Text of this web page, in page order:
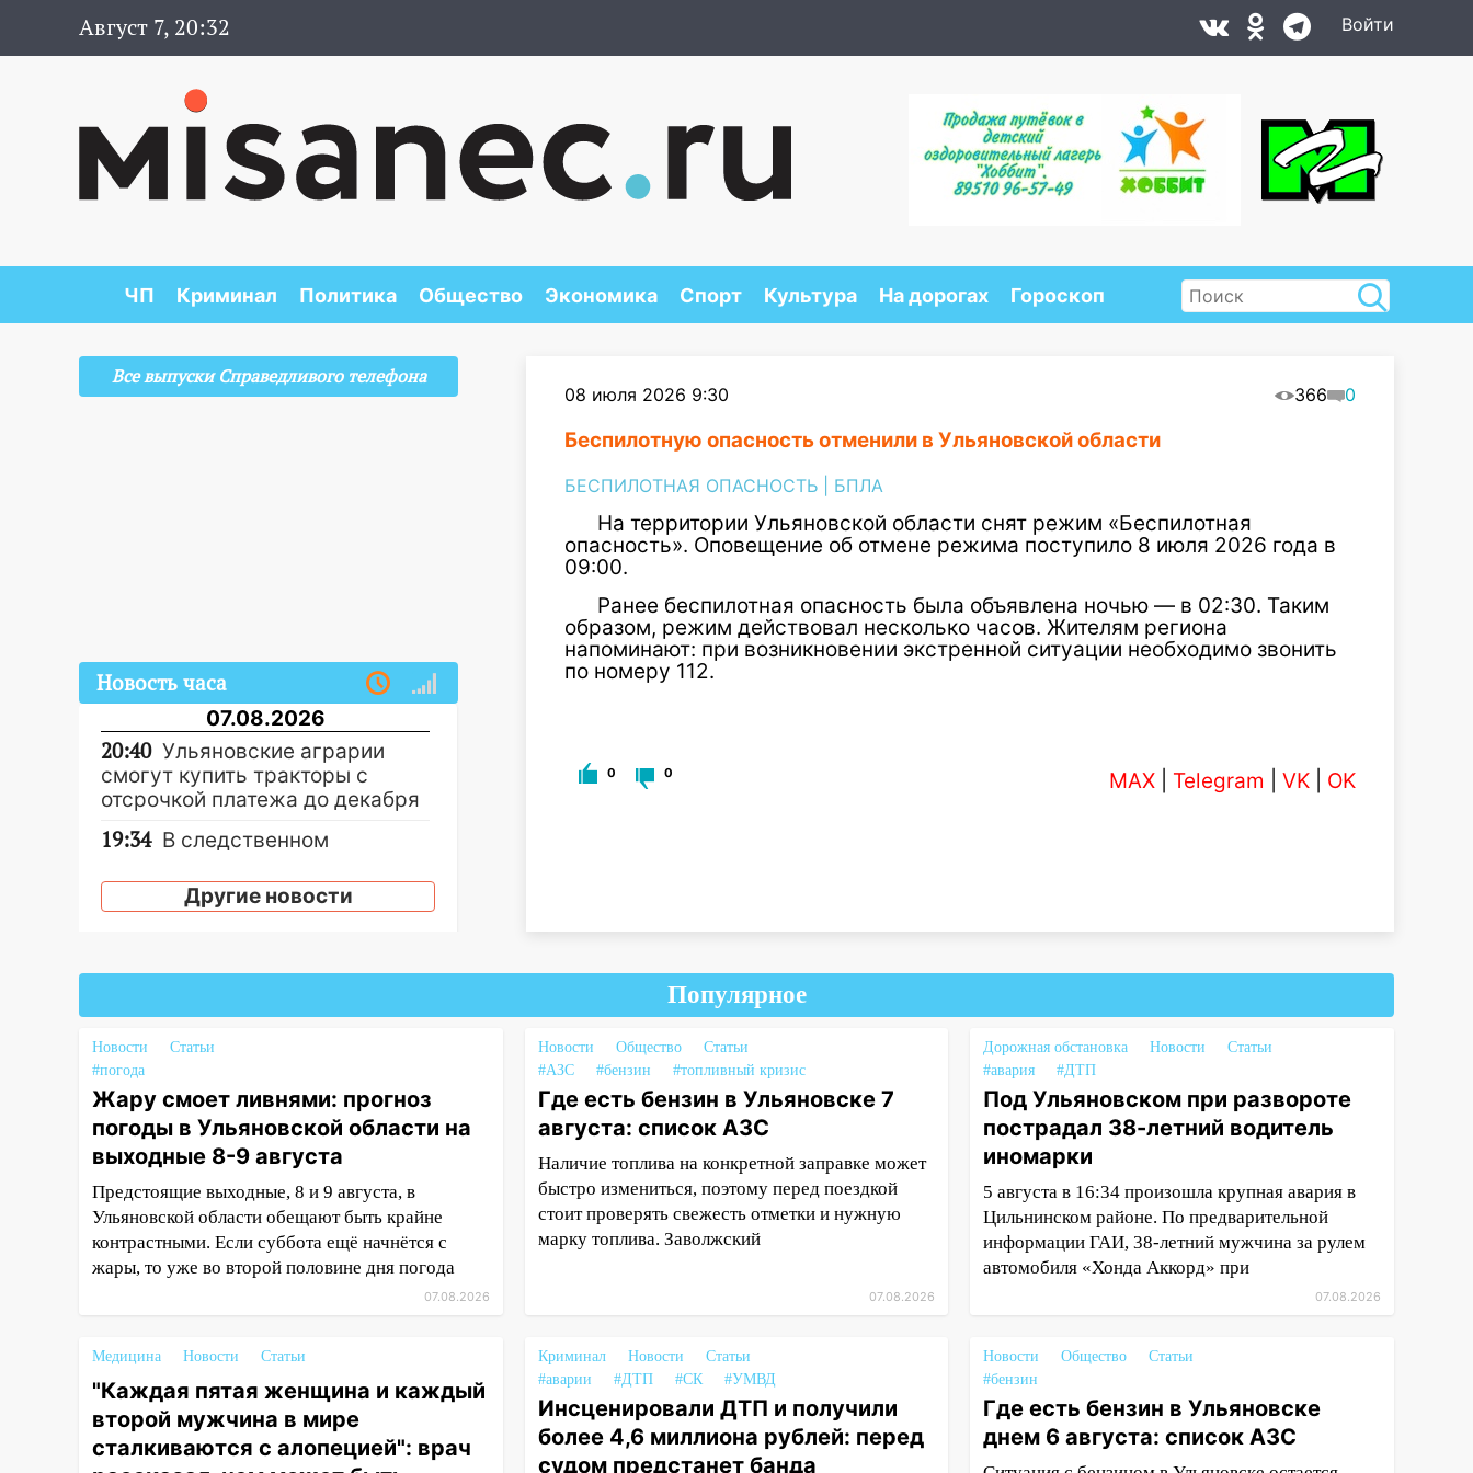
Август 7, 20:32 Войти
ЧП Криминал Политика Общество Экономика Спорт Культура На дорогах Гороскоп
08 июля 2026 9:30 366 0
Беспилотную опасность отменили в Ульяновской области
БЕСПИЛОТНАЯ ОПАСНОСТЬ БПЛА
На территории Ульяновской области снят режим «Беспилотная
опасность». Оповещение об отмене режима поступило 8 июля 2026 года в
09:00.
Ранее беспилотная опасность была объявлена ночью — в 02:30. Таким
образом, режим действовал несколько часов. Жителям региона
напоминают: при возникновении экстренной ситуации необходимо звонить
по номеру 112.
0 0 MAX Telegram VK OK
Все выпуски Справедливого телефона
Новость часа
07.08.2026
20:40 Ульяновские аграрии
смогут купить тракторы с
отсрочкой платежа до декабря
19:34 В следственном
торжественное мероприятие,
приуроченное к празднованию
19:30 Ульяновцев приглашают
поддержать «Симбирскую
чебурашку» на фестивале
«ФормАРТ»
18:11 Ульяновская область
стала пилотным регионом
проекта «Культурное
долголетие»
17:16 В реанимацию
Ульяновской областной
16:51
В Чердаклинском районе
ремонтируют дороги, ставят
остановки и проводят новое
освещение
Другие новости
Популярное
Новости
Статьи
#погода
Жару смоет ливнями: прогноз
погоды в Ульяновской области на
выходные 8-9 августа
Предстоящие выходные, 8 и 9 августа, в
Ульяновской области обещают быть крайне
контрастными. Если суббота ещё начнётся с
жары, то уже во второй половине дня погода
07.08.2026
Новости Общество
Статьи
#АЗС
#бензин #топливный кризис
Где есть бензин в Ульяновске 7
августа: список АЗС
Наличие топлива на конкретной заправке может
быстро измениться, поэтому перед поездкой
стоит проверять свежесть отметки и нужную
марку топлива. Заволжский
07.08.2026
Дорожная обстановка Новости
Статьи
#авария
#ДТП
Под Ульяновском при развороте
пострадал 38-летний водитель
иномарки
5 августа в 16:34 произошла крупная авария в
Цильнинском районе. По предварительной
информации ГАИ, 38-летний мужчина за рулем
автомобиля «Хонда Аккорд» при
07.08.2026
Медицина Новости Статьи
"Каждая пятая женщина и каждый
второй мужчина в мире
сталкиваются с алопецией": врач
Криминал Новости
Статьи
#аварии
#ДТП #СК #УМВД
Инсценировали ДТП и получили
более 4,6 миллиона рублей: перед
судом предстанет банда
Новости Общество
Статьи
#бензин
Где есть бензин в Ульяновске
днем 6 августа: список АЗС